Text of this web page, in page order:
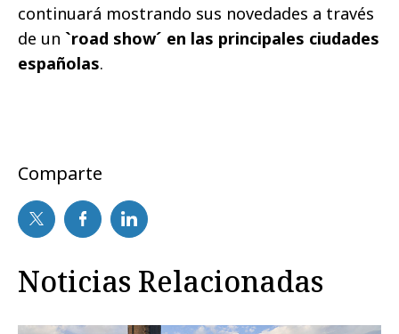
continuará mostrando sus novedades a través
de un `road show´ en las principales ciudades
españolas.
Comparte
Noticias Relacionadas